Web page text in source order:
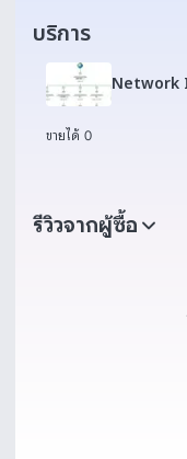
บริการ
Network
ขายได้ 0
รีวิวจากผู้ซื้อ